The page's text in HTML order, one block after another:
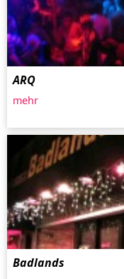
ARQ
mehr
Badlands